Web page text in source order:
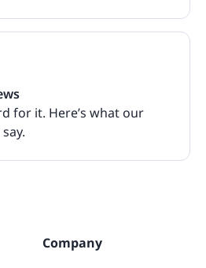
for it. Here’s what our
Company